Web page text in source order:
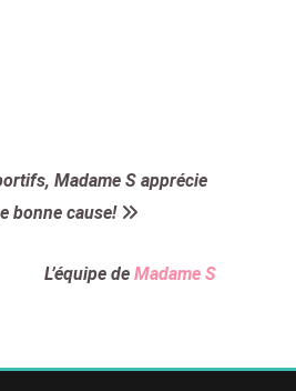
Madame S apprécie
bonne cause!
L’équipe de Madame S